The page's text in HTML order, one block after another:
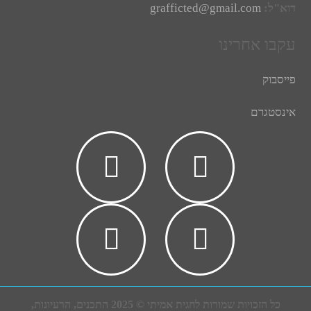
דוא"ל:grafficted@gmail.com
עקבו אחרינו
פייסבוק
אינסטגרם
כל הזכויות שמורות לחגית אמיתי © 2025 התכנים, הרעיונות,